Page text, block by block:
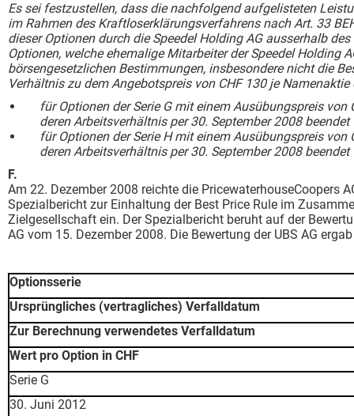
Es sei festzustellen, dass die nachfolgend aufgelisteten
im Rahmen des Kraftloserklärungsverfahrens nach Art. 33
dieser Optionen durch die Speedel Holding AG ausserhalb
Optionen, welche ehemalige Mitarbeiter der Speedel Holding
börsengesetzlichen Bestimmungen, insbesondere nicht die
Verhältnis zu dem Angebotspreis von CHF 130 je Namenaktie
für Optionen der Serie G mit einem Ausübungspreis
deren Arbeitsverhältnis per 30. September 2008 beendet
für Optionen der Serie H mit einem Ausübungspreis
deren Arbeitsverhältnis per 30. September 2008 beendet
Am 22. Dezember 2008 reichte die PricewaterhouseCoopers
Spezialbericht zur Einhaltung der Best Price Rule im
Zielgesellschaft ein. Der Spezialbericht beruht auf der
AG vom 15. Dezember 2008. Die Bewertung der UBS AG
Optionsserie
Ursprüngliches (vertragliches) Verfalldatum
Zur Berechnung verwendetes Verfalldatum
Wert pro Option in CHF
Serie G
30. Juni 2012